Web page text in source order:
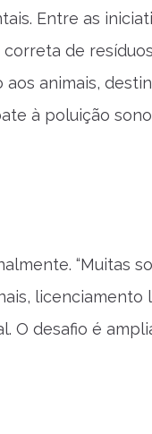
Entre as
de
animais,
à poluição
“Muitas
licenciamento
O desafio é